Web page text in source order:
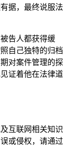
据，最终说服法
告人都获得缓
自己独特的归档
对案件管理的探
证着他在法律道
互联网相关知识
或侵权，请通过